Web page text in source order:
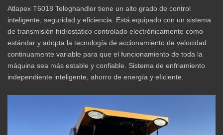
Atlapex T6018 Teleghandler tiene un alto grado de control
inteligente, seguridad y eficiencia. Está equipado con un sistema
de transmisión hidrostático controlado electrónicamente como
estándar y adopta la tecnología de accionamiento de velocidad
continuamente variable para que el funcionamiento de toda la
máquina sea más estable y confiable. Sistema de enfriamiento
independiente inteligente, ahorro de energía y eficiente.